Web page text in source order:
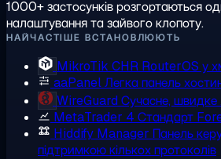
1000+ застосунків розгортаються
налаштування та зайвого клопоту.
НАЙЧАСТІШЕ ВСТАНОВЛЮЮТЬ
MikroTik CHR RouterOS у
aaPanelЛегка панель
WireGuard Сучасне,
MetaTrader 4 Стандарт
Hiddify Manager Панель
підтримкою кількох протоколів